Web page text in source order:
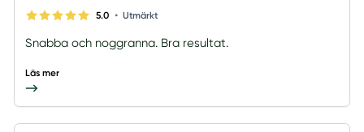
5.0 • Utmärkt
Snabba och noggranna. Bra resultat.
Läs mer